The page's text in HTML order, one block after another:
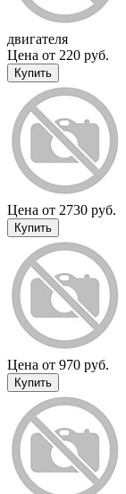
двигателя
Цена от 220 руб.
Купить
Цена от 2730 руб.
Купить
Цена от 970 руб.
Купить